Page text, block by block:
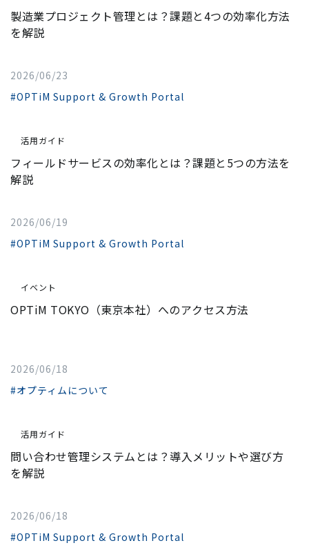
製造業プロジェクト管理とは？課題と4つの効率化方法
を解説
2026/06/23
#OPTiM Support & Growth Portal
活用ガイド
フィールドサービスの効率化とは？課題と5つの方法を
解説
2026/06/19
#OPTiM Support & Growth Portal
イベント
OPTiM TOKYO（東京本社）へのアクセス方法
2026/06/18
#オプティムについて
活用ガイド
問い合わせ管理システムとは？導入メリットや選び方
を解説
2026/06/18
#OPTiM Support & Growth Portal